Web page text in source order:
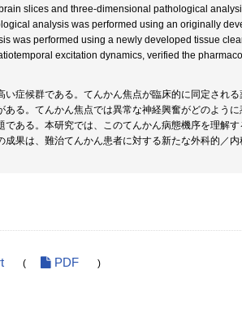
slices and three-dimensional pathological
analysis was performed using an originally
was performed using a newly developed tissue
excitation dynamics, verified the
い症候群である。てんかん焦点が臨床的に同定され
ある。てんかん焦点では異常な神経興奮がどのよう
である。本研究では、このてんかん病態機序を理解
成果は、難治てんかん患者に対する新たな外科的／
( PDF )